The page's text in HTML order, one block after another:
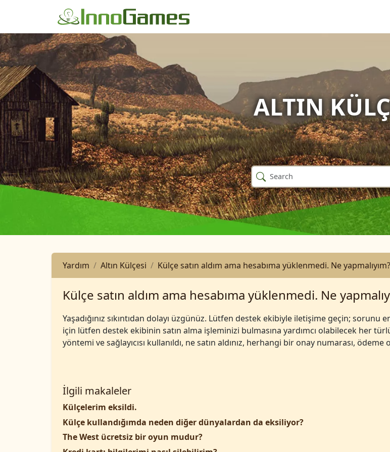
ALTIN
Yardım Altın Külçesi Külçe satın aldım ama hesabıma yüklenmedi. Ne yapmalıyım?
Külçe satın aldım ama hesabıma yüklenmedi. Ne
Yaşadığınız sıkıntıdan dolayı üzgünüz. Lütfen destek ekibiyle iletişime geçin; sorunu
için lütfen destek ekibinin satın alma işleminizi bulmasına yardımcı olabilecek her
yöntemi ve sağlayıcısı kullanıldı, ne satın aldınız, herhangi bir onay numarası,
İlgili makaleler
Külçelerim eksildi.
Külçe kullandığımda neden diğer dünyalardan da eksiliyor?
The West ücretsiz bir oyun mudur?